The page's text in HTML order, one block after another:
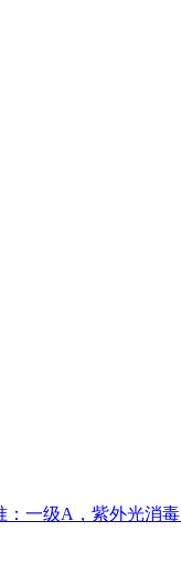
一级A，紫外光消毒